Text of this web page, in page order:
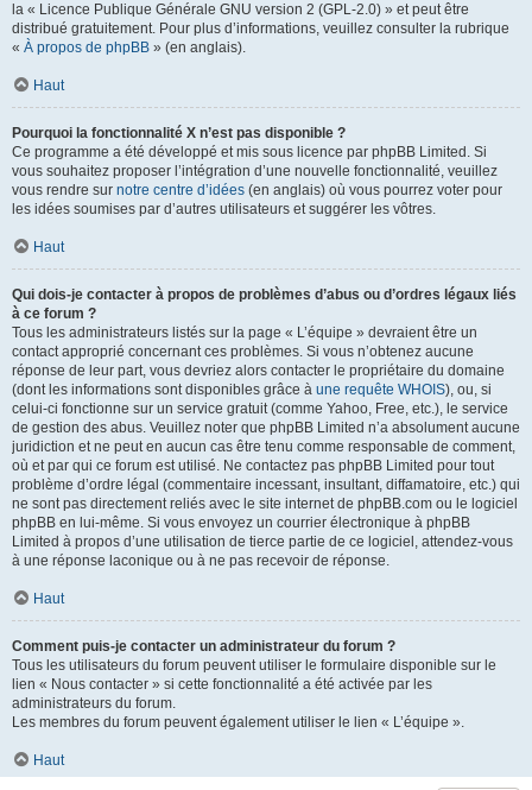
la « Licence Publique Générale GNU version 2 (GPL-2.0) » et peut être
distribué gratuitement. Pour plus d’informations, veuillez consulter la rubrique
« À propos de phpBB » (en anglais).
Haut
Pourquoi la fonctionnalité X n’est pas disponible ?
Ce programme a été développé et mis sous licence par phpBB Limited. Si
vous souhaitez proposer l’intégration d’une nouvelle fonctionnalité, veuillez
vous rendre sur notre centre d’idées (en anglais) où vous pourrez voter pour
les idées soumises par d’autres utilisateurs et suggérer les vôtres.
Haut
Qui dois-je contacter à propos de problèmes d’abus ou d’ordres légaux liés
à ce forum ?
Tous les administrateurs listés sur la page « L’équipe » devraient être un
contact approprié concernant ces problèmes. Si vous n’obtenez aucune
réponse de leur part, vous devriez alors contacter le propriétaire du domaine
(dont les informations sont disponibles grâce à une requête WHOIS), ou, si
celui-ci fonctionne sur un service gratuit (comme Yahoo, Free, etc.), le service
de gestion des abus. Veuillez noter que phpBB Limited n’a absolument aucune
juridiction et ne peut en aucun cas être tenu comme responsable de comment,
où et par qui ce forum est utilisé. Ne contactez pas phpBB Limited pour tout
problème d’ordre légal (commentaire incessant, insultant, diffamatoire, etc.) qui
ne sont pas directement reliés avec le site internet de phpBB.com ou le logiciel
phpBB en lui-même. Si vous envoyez un courrier électronique à phpBB
Limited à propos d’une utilisation de tierce partie de ce logiciel, attendez-vous
à une réponse laconique ou à ne pas recevoir de réponse.
Haut
Comment puis-je contacter un administrateur du forum ?
Tous les utilisateurs du forum peuvent utiliser le formulaire disponible sur le
lien « Nous contacter » si cette fonctionnalité a été activée par les
administrateurs du forum.
Les membres du forum peuvent également utiliser le lien « L’équipe ».
Haut